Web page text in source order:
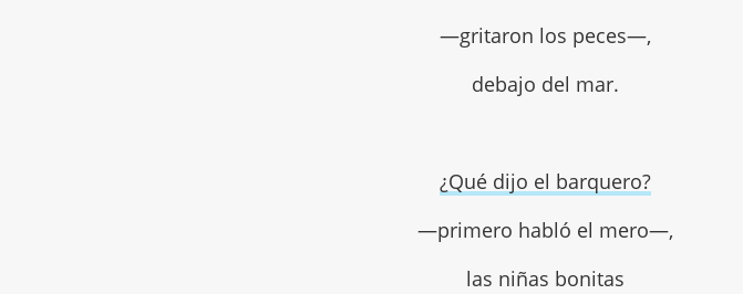
—gritaron los peces—,
debajo del mar.
¿Qué dijo el barquero?
—primero habló el mero—,
las niñas bonitas